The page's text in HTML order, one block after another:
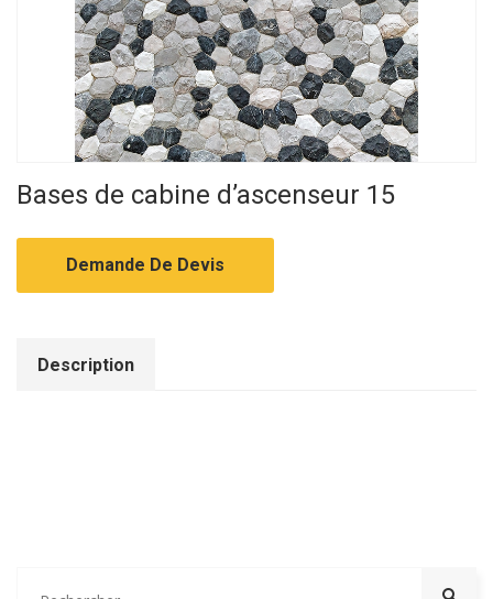
Bases de cabine d’ascenseur 15
Demande De Devis
Description